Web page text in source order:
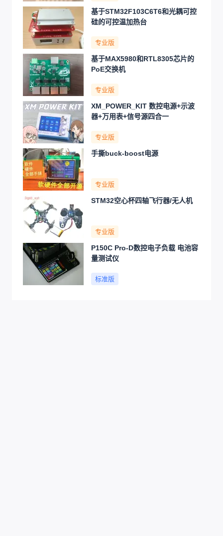
基于STM32F103C6T6和光耦可控
硅的可控温加热台
专业版
基于MAX5980和RTL8305芯片的
PoE交换机
专业版
XM_POWER_KIT 数控电源+示波
器+万用表+信号源四合一
专业版
手撕buck-boost电源
专业版
STM32空心杯四轴飞行器/无人机
专业版
P150C Pro-D数控电子负载 电池容
量测试仪
标准版